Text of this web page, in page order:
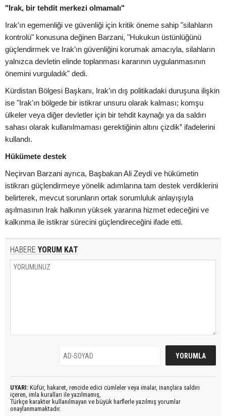
"Irak, bir tehdit merkezi olmamalı"
Irak’ın egemenliği ve güvenliği için kritik öneme sahip "silahların
kontrolü" konusuna değinen Barzani, "Hukukun üstünlüğünü
güçlendirmek ve Irak’ın güvenliğini korumak amacıyla, silahların
yalnızca devletin elinde toplanması kararının uygulanmasının
önemini vurguladık" dedi.
Kürdistan Bölgesi Başkanı, Irak’ın dış politikadaki duruşuna ilişkin
ise "Irak'ın bölgede bir istikrar unsuru olarak kalması; komşu
ülkeler veya diğer devletler için bir tehdit kaynağı ya da saldırı
sahası olarak kullanılmaması gerektiğinin altını çizdik” ifadelerini
kullandı.
Hükümete destek
Neçirvan Barzani ayrıca, Başbakan Ali Zeydi ve hükümetin
istikrarı güçlendirmeye yönelik adımlarına tam destek verdiklerini
belirterek, mevcut sorunların ortak sorumluluk anlayışıyla
aşılmasının Irak halkının yüksek yararına hizmet edeceğini ve
kalkınma ile istikrar sürecini güçlendireceğini ifade etti.
HABERE YORUM KAT
UYARI: Küfür, hakaret, rencide edici cümleler veya imalar, inançlara saldırı
içeren, imla kuralları ile yazılmamış,
Türkçe karakter kullanılmayan ve büyük harflerle yazılmış yorumlar
onaylanmamaktadır.